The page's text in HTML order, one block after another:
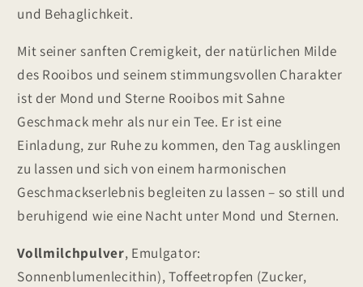
und Behaglichkeit.
Mit seiner sanften Cremigkeit, der natürlichen Milde
des Rooibos und seinem stimmungsvollen Charakter
ist der Mond und Sterne Rooibos mit Sahne
Geschmack mehr als nur ein Tee. Er ist eine
Einladung, zur Ruhe zu kommen, den Tag ausklingen
zu lassen und sich von einem harmonischen
Geschmackserlebnis begleiten zu lassen – so still und
beruhigend wie eine Nacht unter Mond und Sternen.
Vollmilchpulver, Emulgator:
Sonnenblumenlecithin), Toffeetropfen (Zucker,